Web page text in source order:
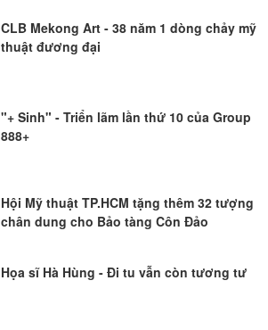
CLB Mekong Art - 38 năm 1 dòng chảy mỹ
thuật đương đại
"+ Sinh" - Triển lãm lần thứ 10 của Group
888+
Hội Mỹ thuật TP.HCM tặng thêm 32 tượng
chân dung cho Bảo tàng Côn Đảo
Họa sĩ Hà Hùng - Đi tu vẫn còn tương tư